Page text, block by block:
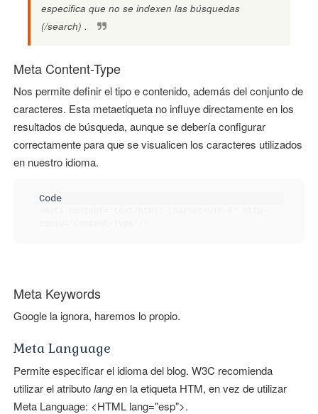
especifica que no se indexen las búsquedas
(/search) .
Meta Content-Type
Nos permite definir el tipo e contenido, además del conjunto de
caracteres. Esta metaetiqueta no influye directamente en los
resultados de búsqueda, aunque se debería configurar
correctamente para que se visualicen los caracteres utilizados
en nuestro idioma.
Meta Keywords
Google la ignora, haremos lo propio.
Meta Language
Permite especificar el idioma del blog. W3C recomienda
utilizar el atributolangen la etiqueta HTM, en vez de utilizar
Meta Language: <HTML lang="esp">.